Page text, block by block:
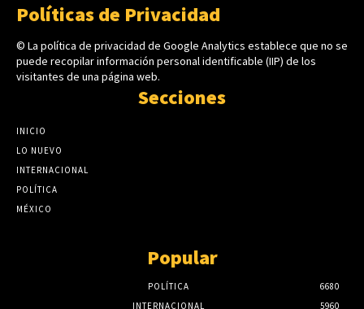
Políticas de Privacidad
© La política de privacidad de Google Analytics establece que no se
puede recopilar información personal identificable (IIP) de los
visitantes de una página web.
Secciones
INICIO
LO NUEVO
INTERNACIONAL
POLÍTICA
MÉXICO
Popular
POLÍTICA
6680
INTERNACIONAL
5960